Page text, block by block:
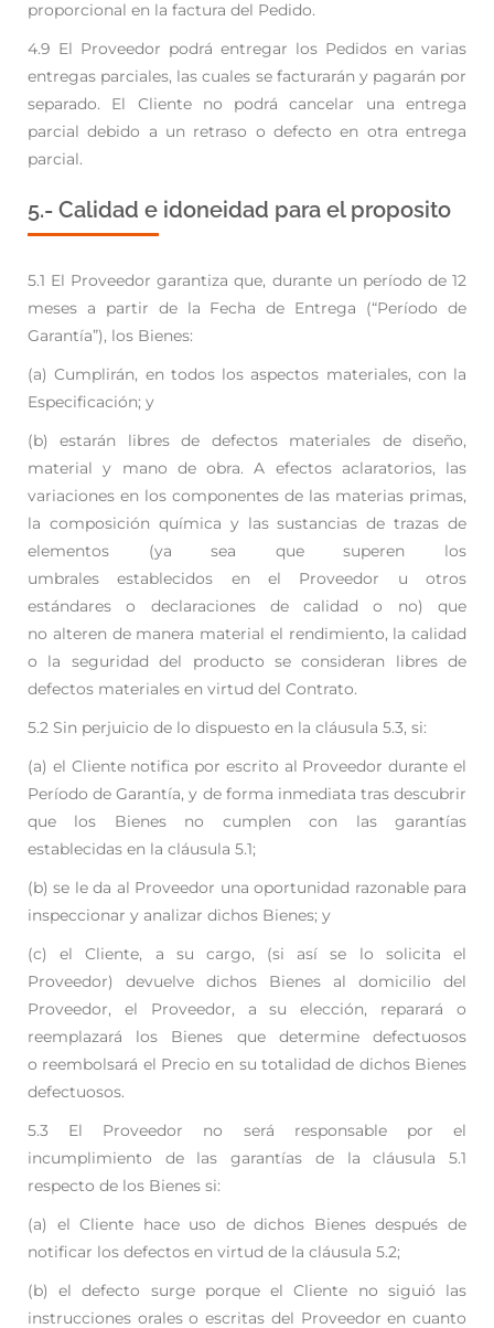
proporcional en la factura del Pedido.
4.9 El Proveedor podrá entregar los Pedidos en varias
entregas parciales, las cuales se facturarán y pagarán por
separado. El Cliente no podrá cancelar una entrega
parcial debido a un retraso o defecto en otra entrega
parcial.
5.- Calidad e idoneidad para el proposito
5.1 El Proveedor garantiza que, durante un período de 12
meses a partir de la Fecha de Entrega (“Período de
Garantía”), los Bienes:
(a) Cumplirán, en todos los aspectos materiales, con la
Especificación; y
(b) estarán libres de defectos materiales de diseño,
material y mano de obra. A efectos aclaratorios, las
variaciones en los componentes de las materias primas,
la composición química y las sustancias de trazas de
elementos (ya sea que superen los
umbralesestablecidos en el Proveedor u otros
estándares o declaraciones de calidad o no) que
no alteren de manera material el rendimiento, la calidad
o la seguridad del producto seconsideran libres de
defectos materiales en virtud del Contrato.
5.2 Sin perjuicio de lo dispuesto en la cláusula 5.3, si:
(a) el Cliente notifica por escrito al Proveedor durante el
Período de Garantía, y de forma inmediata tras descubrir
que los Bienes no cumplen con las garantías
establecidas en la cláusula 5.1;
(b) se le da al Proveedor una oportunidad razonable para
inspeccionar y analizar dichos Bienes; y
(c) el Cliente, a su cargo, (si así se lo solicita el
Proveedor) devuelve dichos Bienes al domicilio del
Proveedor, el Proveedor, a su elección, reparará o
reemplazará los Bienes que determine defectuosos
o reembolsará el Precio en su totalidad de dichos Bienes
defectuosos.
5.3 El Proveedor no será responsable por el
incumplimiento de las garantías de la cláusula 5.1
respecto de los Bienes si:
(a) el Cliente hace uso de dichos Bienes después de
notificar los defectos en virtud de la cláusula 5.2;
(b) el defecto surge porque el Cliente no siguió las
instrucciones orales o escritas del Proveedor en cuanto